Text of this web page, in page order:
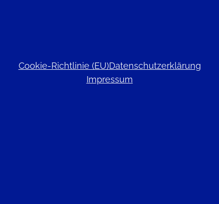
Cookie-Richtlinie (EU)Datenschutzerklärung
Impressum